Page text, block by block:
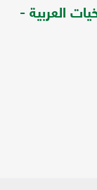
العربية -